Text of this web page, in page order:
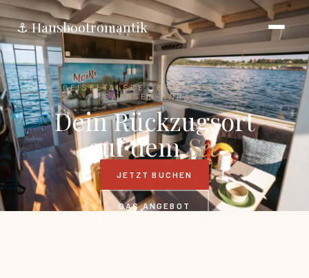
⚓ Hausbootromantik
GEISELTALSEE · BRAUNSBEDRA ·
SACHSEN-ANHALT
Dein Rückzugsort
auf demSee
JETZT BUCHEN
DAS ANGEBOT